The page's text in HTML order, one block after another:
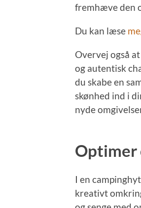
fremhæve den
Du kan læse
Overvej også
og autentisk
du skabe en
skønhed ind i
nyde
Optimer
I en
kreativt